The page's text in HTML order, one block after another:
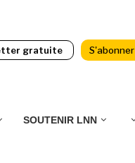
gratuite S'abonner
SOUTENIR LNN